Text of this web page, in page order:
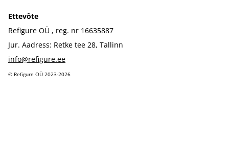
Ettevõte
Refigure OÜ , reg. nr 16635887
Jur. Aadress: Retke tee 28, Tallinn
info@refigure.ee
©️ Refigure OÜ 2023-2026